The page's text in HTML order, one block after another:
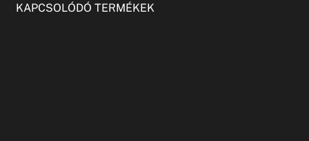
KAPCSOLÓDÓ TERMÉKEK